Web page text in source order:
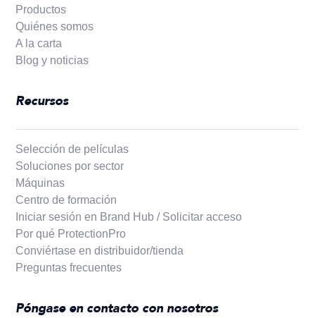
Productos
Quiénes somos
A la carta
Blog y noticias
Recursos
Selección de películas
Soluciones por sector
Máquinas
Centro de formación
Iniciar sesión en Brand Hub / Solicitar acceso
Por qué ProtectionPro
Conviértase en distribuidor/tienda
Preguntas frecuentes
Póngase en contacto con nosotros